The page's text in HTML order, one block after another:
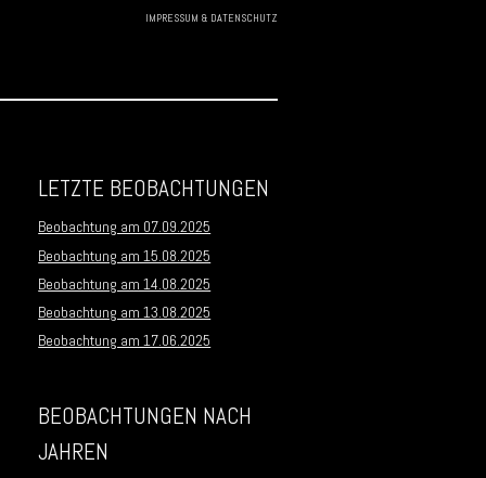
IMPRESSUM & DATENSCHUTZ
LETZTE BEOBACHTUNGEN
Beobachtung am 07.09.2025
Beobachtung am 15.08.2025
Beobachtung am 14.08.2025
Beobachtung am 13.08.2025
Beobachtung am 17.06.2025
BEOBACHTUNGEN NACH
JAHREN